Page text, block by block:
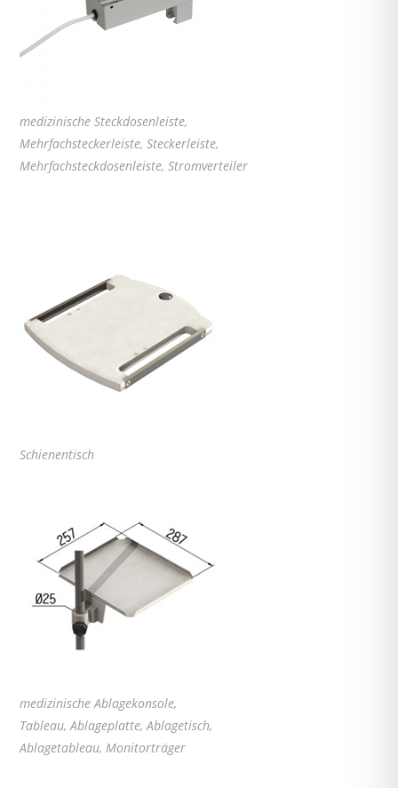
medizinische Steckdosenleiste,
Mehrfachsteckerleiste, Steckerleiste,
Mehrfachsteckdosenleiste, Stromverteiler
Schienentisch
medizinische Ablagekonsole,
Tableau, Ablageplatte, Ablagetisch,
Ablagetableau, Monitorträger